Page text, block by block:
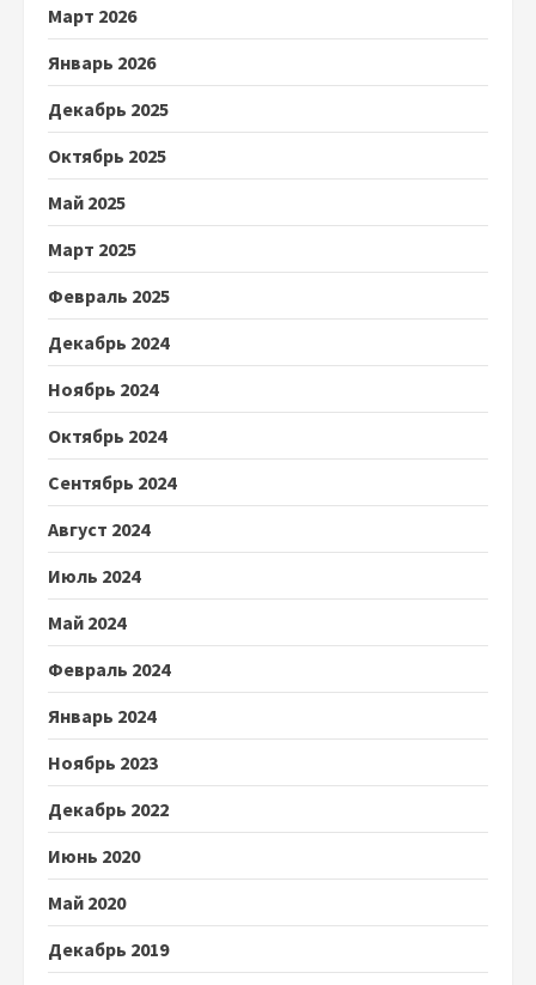
Март 2026
Январь 2026
Декабрь 2025
Октябрь 2025
Май 2025
Март 2025
Февраль 2025
Декабрь 2024
Ноябрь 2024
Октябрь 2024
Сентябрь 2024
Август 2024
Июль 2024
Май 2024
Февраль 2024
Январь 2024
Ноябрь 2023
Декабрь 2022
Июнь 2020
Май 2020
Декабрь 2019